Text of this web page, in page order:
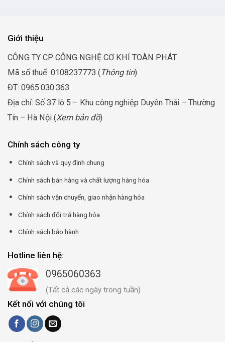
Giới thiệu
CÔNG TY CP CÔNG NGHỆ CƠ KHÍ TOÀN PHÁT
Mã số thuế: 0108237773 (Thông tin)
ĐT: 0965.030.363
Địa chỉ: Số 37 lô 5 – Khu công nghiệp Duyên Thái – Thường
Tín – Hà Nội (Xem bản đồ)
Chính sách công ty
Chính sách và quy định chung
Chính sách bán hàng và chất lượng hàng hóa
Chính sách vận chuyển, giao nhận hàng hóa
Chính sách đổi trả hàng hóa
Chính sách bảo hành
Hotline liên hệ:
0965060363
(Tất cả các ngày trong tuần)
Kết nối với chúng tôi